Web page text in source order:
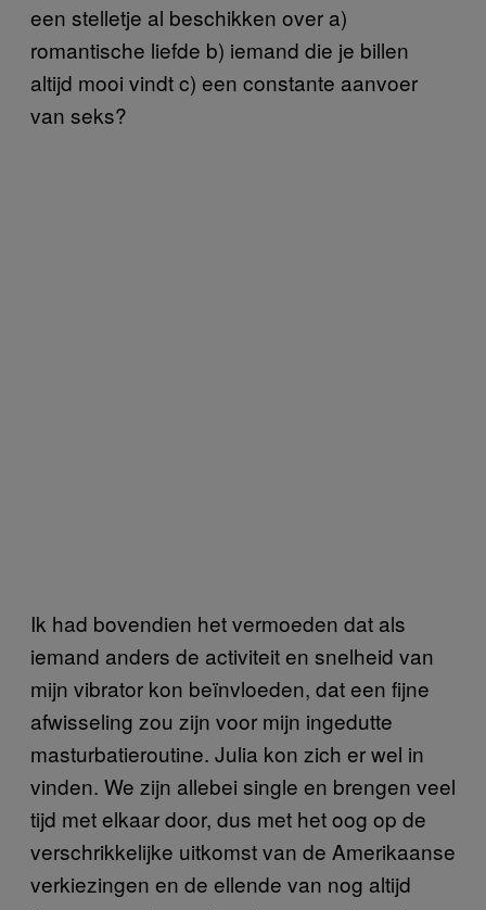
een stelletje al beschikken over a)
romantische liefde b) iemand die je billen
altijd mooi vindt c) een constante aanvoer
van seks?
Ik had bovendien het vermoeden dat als
iemand anders de activiteit en snelheid van
mijn vibrator kon beïnvloeden, dat een fijne
afwisseling zou zijn voor mijn ingedutte
masturbatieroutine. Julia kon zich er wel in
vinden. We zijn allebei single en brengen veel
tijd met elkaar door, dus met het oog op de
verschrikkelijke uitkomst van de Amerikaanse
verkiezingen en de ellende van nog altijd